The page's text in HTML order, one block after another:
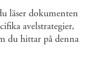
läser dokumenten
avelstrategier,
du hittar på denna